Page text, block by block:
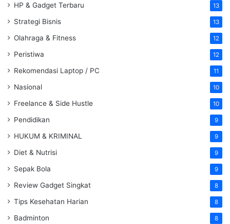
HP & Gadget Terbaru 13
Strategi Bisnis 13
Olahraga & Fitness 12
Peristiwa 12
Rekomendasi Laptop / PC 11
Nasional 10
Freelance & Side Hustle 10
Pendidikan 9
HUKUM & KRIMINAL 9
Diet & Nutrisi 9
Sepak Bola 9
Review Gadget Singkat 8
Tips Kesehatan Harian 8
Badminton 8